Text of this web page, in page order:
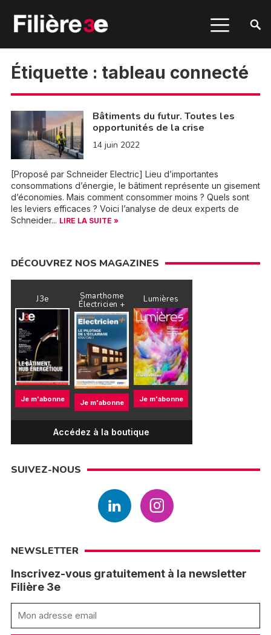
Étiquette : tableau connecté
Bâtiments du futur. Toutes les
opportunités de la crise
14 juin 2022
[Proposé par Schneider Electric] Lieu d’importantes
consommations d’énergie, le bâtiment représente un gisement
d’économies. Mais comment consommer moins ? Quels sont
les leviers efficaces ? Voici l’analyse de deux experts de
Schneider... LIRE LA SUITE »
DÉCOUVREZ NOS MAGAZINES
J3e
Je m'abonne
Smarthome
Électricien +
Je m'abonne
Lumières
Je m'abonne
Accédez à la boutique
SUIVEZ-NOUS
NEWSLETTER
Inscrivez-vous gratuitement à la newsletter
Filière 3e